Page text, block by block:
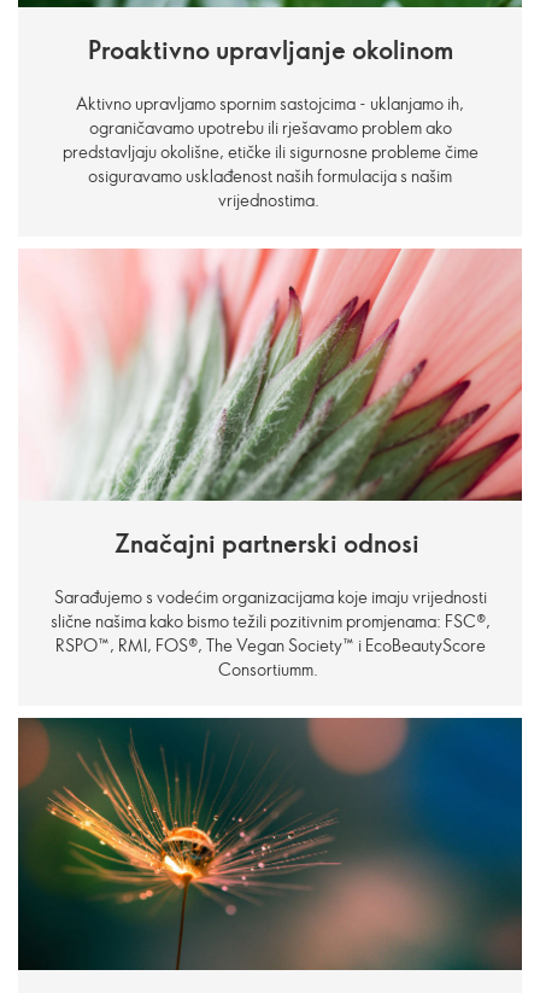
Proaktivno upravljanje okolinom
Aktivno upravljamo spornim sastojcima - uklanjamo ih,
ograničavamo upotrebu ili rješavamo problem ako
predstavljaju okolišne, etičke ili sigurnosne probleme čime
osiguravamo usklađenost naših formulacija s našim
vrijednostima.
Značajni partnerski odnosi
Sarađujemo s vodećim organizacijama koje imaju vrijednosti
slične našima kako bismo težili pozitivnim promjenama: FSC®,
RSPO™, RMI, FOS®, The Vegan Society™ i EcoBeautyScore
Consortiumm.